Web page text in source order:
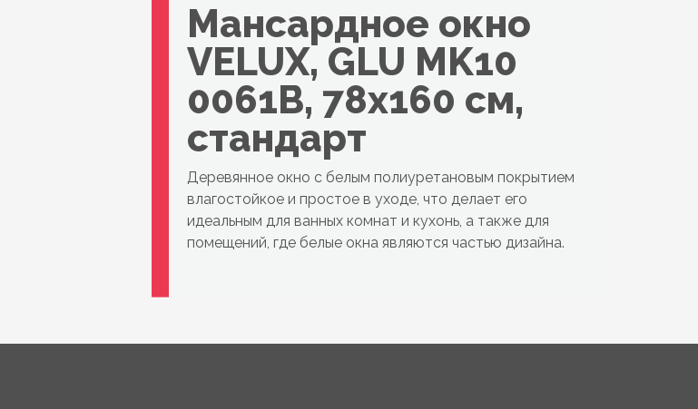
Мансардное окно
VELUX, GLU MK10
0061B, 78x160 см,
стандарт
Деревянное окно с белым полиуретановым покрытием
влагостойкое и простое в уходе, что делает его
идеальным для ванных комнат и кухонь, а также для
помещений, где белые окна являются частью дизайна.